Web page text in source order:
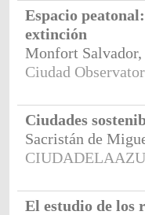
Espacio
extinción
Monfort Salvador,
Ciudad
Ciudades
Sacristán de
El estudio de los